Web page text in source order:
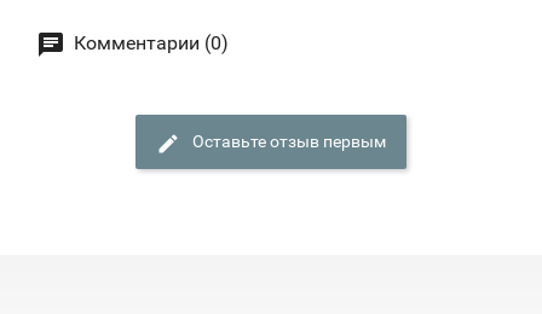
Комментарии (0)
Оставьте отзыв первым